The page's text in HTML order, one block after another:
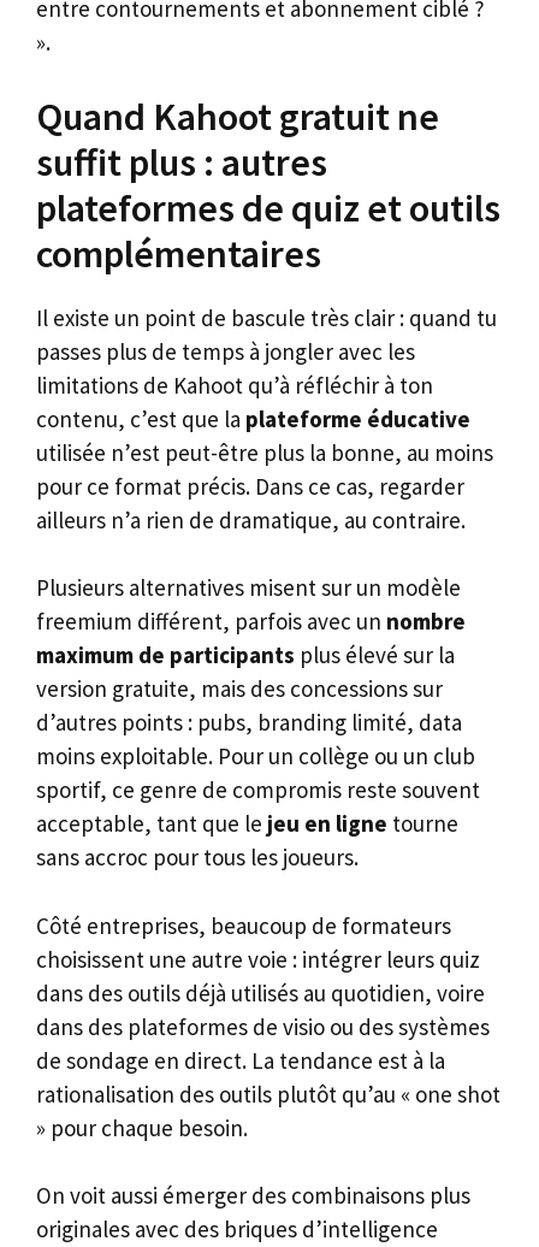
entre contournements et abonnement ciblé ?
».
Quand Kahoot gratuit ne
suffit plus : autres
plateformes de quiz et outils
complémentaires
Il existe un point de bascule très clair : quand tu
passes plus de temps à jongler avec les
limitations de Kahoot qu’à réfléchir à ton
contenu, c’est que la plateforme éducative
utilisée n’est peut-être plus la bonne, au moins
pour ce format précis. Dans ce cas, regarder
ailleurs n’a rien de dramatique, au contraire.
Plusieurs alternatives misent sur un modèle
freemium différent, parfois avec un nombre
maximum de participants plus élevé sur la
version gratuite, mais des concessions sur
d’autres points : pubs, branding limité, data
moins exploitable. Pour un collège ou un club
sportif, ce genre de compromis reste souvent
acceptable, tant que le jeu en ligne tourne
sans accroc pour tous les joueurs.
Côté entreprises, beaucoup de formateurs
choisissent une autre voie : intégrer leurs quiz
dans des outils déjà utilisés au quotidien, voire
dans des plateformes de visio ou des systèmes
de sondage en direct. La tendance est à la
rationalisation des outils plutôt qu’au « one shot
» pour chaque besoin.
On voit aussi émerger des combinaisons plus
originales avec des briques d’intelligence